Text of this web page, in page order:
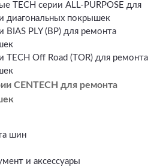
TECH серии ALL-PURPOSE для
диагональных покрышек
BIAS PLY (BP) для ремонта
TECH Off Road (TOR) для ремонта
CENTECH для ремонта
шин
и аксессуары